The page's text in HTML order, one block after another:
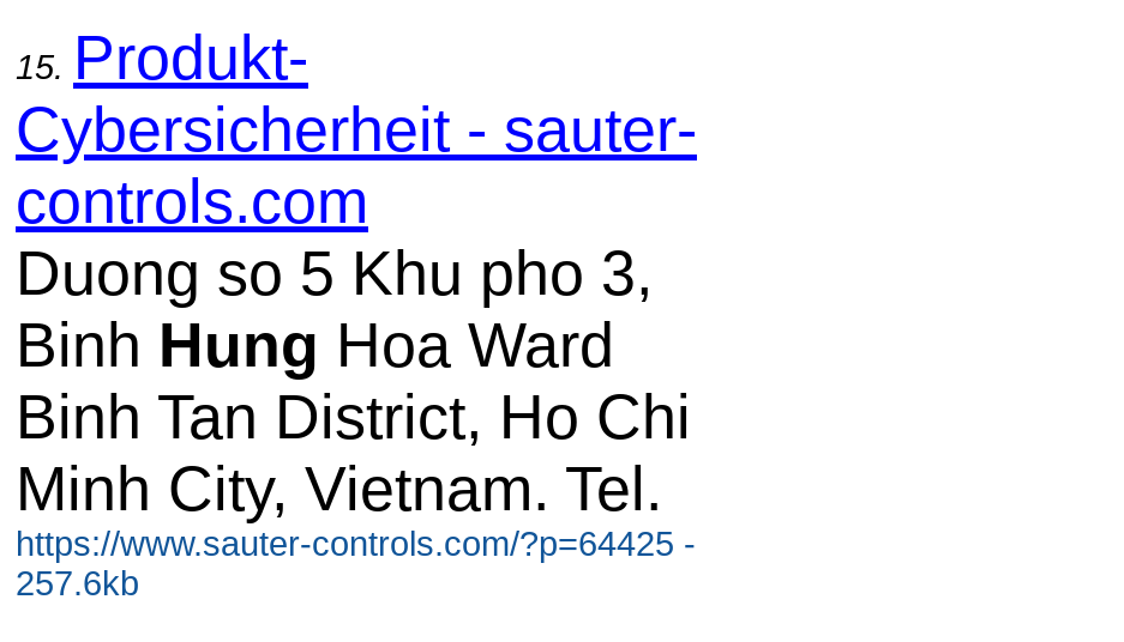
15. Produkt-
Cybersicherheit - sauter-
controls.com
Duong so 5 Khu pho 3,
Binh Hung Hoa Ward
Binh Tan District, Ho Chi
Minh City, Vietnam. Tel.
https://www.sauter-controls.com/?p=64425 -
257.6kb